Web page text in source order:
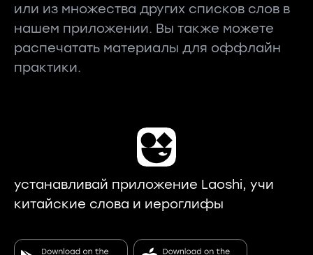
или из множества других списков слов в
нашем приложении. Вы также можете
распечатать материалы для оффлайн
практики.
устанавливай приложение Laoshi, учи
китайские слова и иероглифы